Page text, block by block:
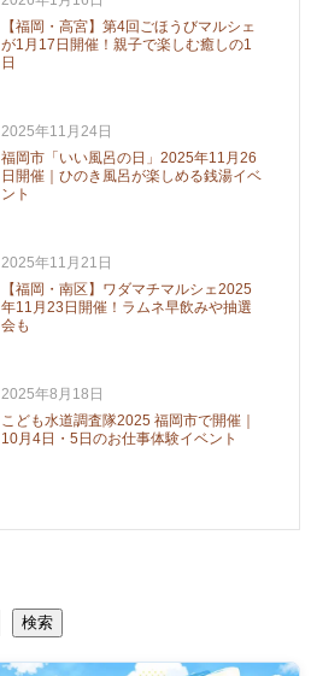
【福岡・高宮】第4回ごほうびマルシェ
が1月17日開催！親子で楽しむ癒しの1
日
2025年11月24日
福岡市「いい風呂の日」2025年11月26
日開催｜ひのき風呂が楽しめる銭湯イベ
ント
2025年11月21日
【福岡・南区】ワダマチマルシェ2025
年11月23日開催！ラムネ早飲みや抽選
会も
2025年8月18日
こども水道調査隊2025 福岡市で開催｜
10月4日・5日のお仕事体験イベント
検索